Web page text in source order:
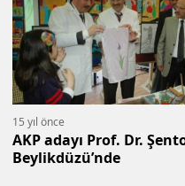
15 yıl önce
AKP adayı Prof. Dr.
Beylikdüzü’nde